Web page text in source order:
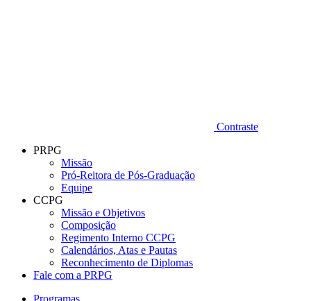
Contraste
PRPG
Missão
Pró-Reitora de Pós-Graduação
Equipe
CCPG
Missão e Objetivos
Composição
Regimento Interno CCPG
Calendários, Atas e Pautas
Reconhecimento de Diplomas
Fale com a PRPG
Programas